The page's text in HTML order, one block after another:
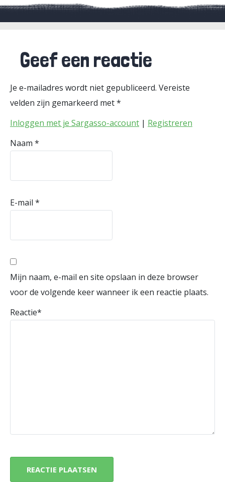
Geef een reactie
Je e-mailadres wordt niet gepubliceerd. Vereiste
velden zijn gemarkeerd met*
Inloggen met je Sargasso-account | Registreren
Naam *
E-mail *
Mijn naam, e-mail en site opslaan in deze browser
voor de volgende keer wanneer ik een reactie plaats.
Reactie*